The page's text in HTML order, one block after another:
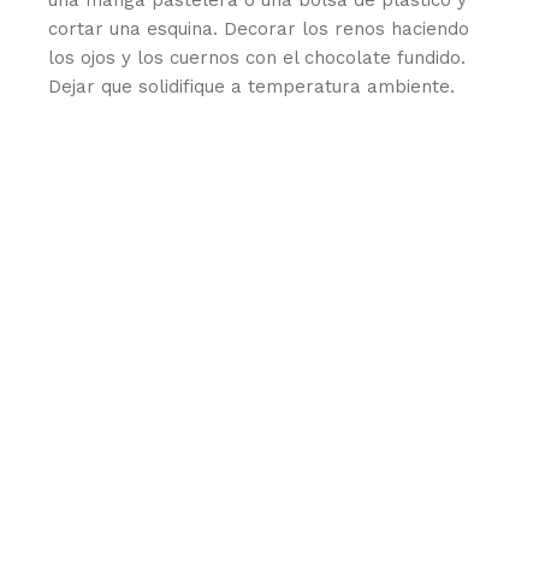
cortar una esquina. Decorar los renos haciendo
los ojos y los cuernos con el chocolate fundido.
Dejar que solidifique a temperatura ambiente.